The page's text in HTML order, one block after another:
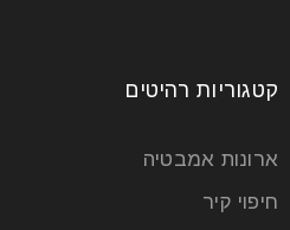
קטגוריות רהיטים
ארונות אמבטיה
חיפוי קיר